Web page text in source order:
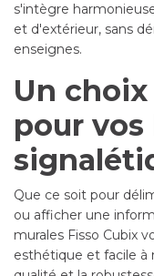
s'intègre
et d'extérieur, sans
enseignes.
Un
pour vos
Que ce soit pour
ou afficher une
murales Fisso Cubix
esthétique et facile